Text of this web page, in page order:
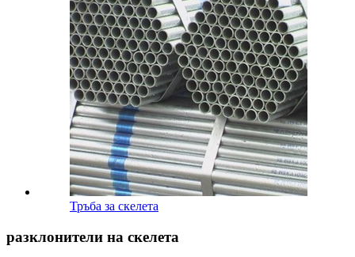
Тръба за скелета
разклонители на скелета